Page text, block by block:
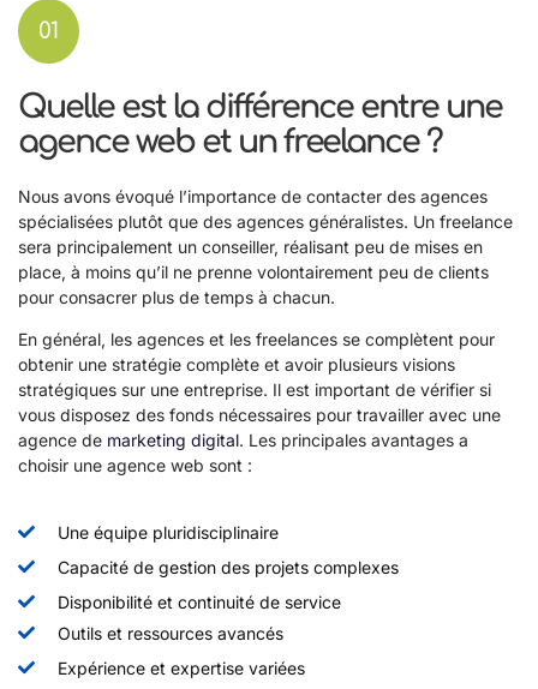
01
Quelle est la différence entre une
agence web et un freelance ?
Nous avons évoqué l’importance de contacter des agences
spécialisées plutôt que des agences généralistes. Un freelance
sera principalement un conseiller, réalisant peu de mises en
place, à moins qu’il ne prenne volontairement peu de clients
pour consacrer plus de temps à chacun.
En général, les agences et les freelances se complètent pour
obtenir une stratégie complète et avoir plusieurs visions
stratégiques sur une entreprise. Il est important de vérifier si
vous disposez des fonds nécessaires pour travailler avec une
agence de marketing digital. Les principales avantages a
choisir une agence web sont :
Une équipe pluridisciplinaire
Capacité de gestion des projets complexes
Disponibilité et continuité de service
Outils et ressources avancés
Expérience et expertise variées